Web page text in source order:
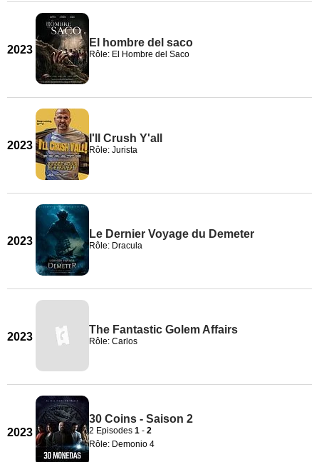
2023
El hombre del saco
Rôle: El Hombre del Saco
2023
I'll Crush Y'all
Rôle: Jurista
2023
Le Dernier Voyage du Demeter
Rôle: Dracula
2023
The Fantastic Golem Affairs
Rôle: Carlos
2023
30 Coins - Saison 2
2 Episodes 1 - 2
Rôle: Demonio 4